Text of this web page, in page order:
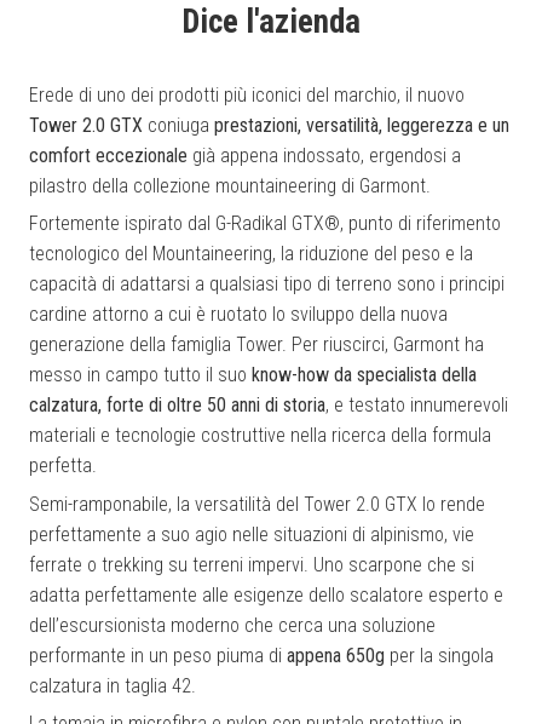
Dice l'azienda
Erede di uno dei prodotti più iconici del marchio, il nuovo
Tower 2.0 GTX coniuga prestazioni, versatilità, leggerezza e un
comfort eccezionale già appena indossato, ergendosi a
pilastro della collezione mountaineering di Garmont.
Fortemente ispirato dal G-Radikal GTX®, punto di riferimento
tecnologico del Mountaineering, a riduzione del peso e la
capacità di adattarsi a qualsiasi tipo di terreno sono i principi
cardine attorno a cui è ruotato lo sviluppo della nuova
generazione della famiglia Tower. Per riuscirci, Garmont ha
messo in campo tutto il suo know-how da specialista della
calzatura, forte di oltre 50 anni di storia, e testato innumerevoli
materiali e tecnologie costruttive nella ricerca della formula
perfetta.
Semi-ramponabile, la versatilità del Tower 2.0 GTX lo rende
perfettamente a suo agio nelle situazioni di alpinismo, vie
ferrate o trekking su terreni impervi. Uno scarpone che si
adatta perfettamente alle esigenze dello scalatore esperto e
dell’escursionista moderno che cerca una soluzione
performante in un peso piuma di appena 650g per la singola
calzatura in taglia 42.